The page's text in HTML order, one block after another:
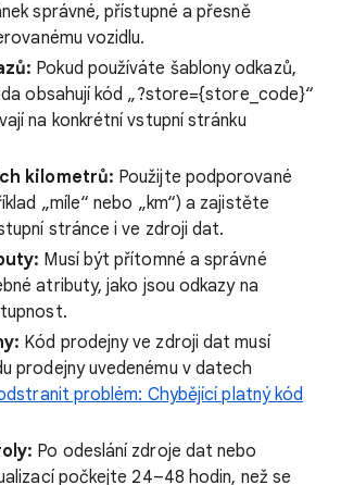
správné, přístupné a přesně
vozidlu.
Pokud používáte šablony odkazů,
obsahují kód „?store={store_code}“
na konkrétní vstupní stránku
kilometrů: Použijte podporované
„míle“ nebo „km“) a zajistěte
stránce i ve zdroji dat.
Musí být přítomné a správné
atributy, jako jsou odkazy na
Kód prodejny ve zdroji dat musí
prodejny uvedenému v datech
problém: Chybějící platný kód
Po odeslání zdroje dat nebo
počkejte 24–48 hodin, než se